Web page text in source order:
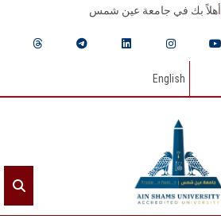
أهلاً بك في جامعة عين شمس
English